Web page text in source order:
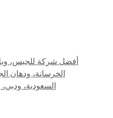
أفضل شركة للجبس،
الخرسانة، ودهان
السعودية،